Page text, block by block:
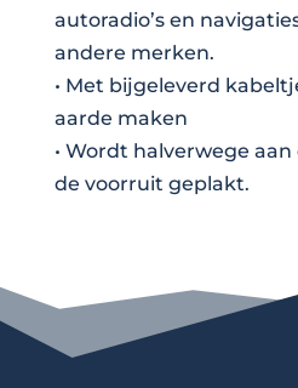
autoradio’s en
andere merken.
• Met bijgeleverd
aarde maken
• Wordt halverwege
de voorruit geplakt.